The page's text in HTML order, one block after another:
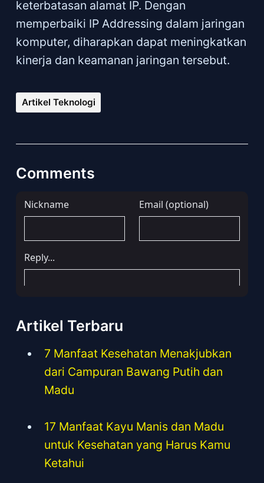
keterbatasan alamat IP. Dengan
memperbaiki IP Addressing dalam jaringan
komputer, diharapkan dapat meningkatkan
kinerja dan keamanan jaringan tersebut.
Artikel Teknologi
Comments
Artikel Terbaru
7 Manfaat Kesehatan Menakjubkan
dari Campuran Bawang Putih dan
Madu
17 Manfaat Kayu Manis dan Madu
untuk Kesehatan yang Harus Kamu
Ketahui